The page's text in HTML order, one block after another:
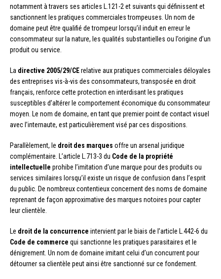
notamment à travers ses articles L.121-2 et suivants qui définissent et
sanctionnent les pratiques commerciales trompeuses. Un nom de
domaine peut être qualifié de trompeur lorsqu’il induit en erreur le
consommateur sur la nature, les qualités substantielles ou l’origine d’un
produit ou service.
La directive 2005/29/CErelative aux pratiques commerciales déloyales
des entreprises vis-à-vis des consommateurs, transposée en droit
français, renforce cette protection en interdisant les pratiques
susceptibles d’altérer le comportement économique du consommateur
moyen. Le nom de domaine, en tant que premier point de contact visuel
avec l’internaute, est particulièrement visé par ces dispositions.
Parallèlement, le droit des marques offre un arsenal juridique
complémentaire. L’article L.713-3 du Code de la propriété
intellectuelle prohibe l’imitation d’une marque pour des produits ou
services similaires lorsqu’il existe un risque de confusion dans l’esprit
du public. De nombreux contentieux concernent des noms de domaine
reprenant de façon approximative des marques notoires pour capter
leur clientèle.
Le droit de la concurrence intervient par le biais de l’article L.442-6 du
Code de commerce qui sanctionne les pratiques parasitaires et le
dénigrement. Un nom de domaine imitant celui d’un concurrent pour
détourner sa clientèle peut ainsi être sanctionné sur ce fondement.